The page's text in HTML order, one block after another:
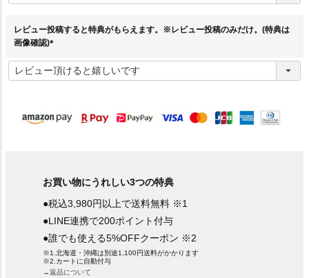
須
レビュー投稿すると特典がもらえます。※レビュー投稿のみだけ。(特典は
画像確認)
必
須
お買い物にうれしい3つの特典
●税込3,980円以上で送料無料 ※1
●LINE連携で200ポイント付与
●誰でも使える5%OFFクーポン ※2
※1.北海道・沖縄は別途1,100円送料がかかります
※2.カートに自動付与
→返品について